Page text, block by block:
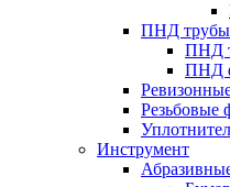
ПНД трубы
ПНД
ПНД
Резьбовые
Инструмент